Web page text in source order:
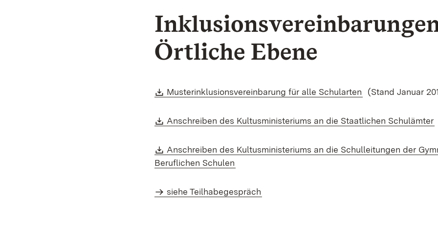
Örtliche Ebene
Download:
Musterinklusionsvereinbarung für alle Schularten (Öffnet in neuem
(Stand Januar
Download:
Anschreiben des Kultusministeriums an die Staatlichen Schulämter
Download:
Anschreiben des Kultusministeriums an die Schulleitungen der
Beruflichen Schulen
siehe Teilhabegespräch